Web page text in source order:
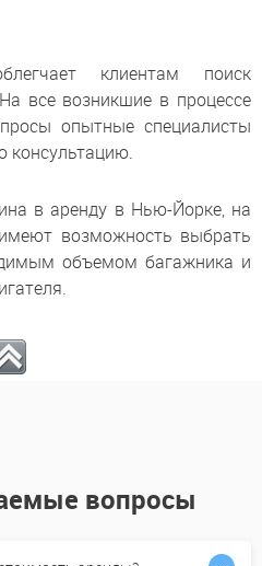
клиентам поиск
все возникшие в процессе
опытные специалисты
консультацию.
в аренду в Нью-Йорке, на
возможность выбрать
объемом багажника и
вопросы